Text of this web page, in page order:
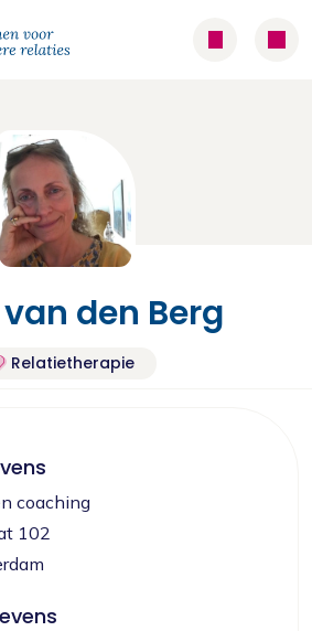
den Berg
Relatietherapie
coaching
102